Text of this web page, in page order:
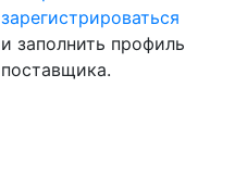
зарегистрироваться
и заполнить профиль
поставщика.